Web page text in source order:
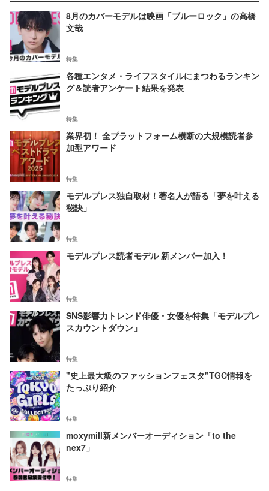
8月のカバーモデルは映画「ブルーロック」の高橋
文哉
特集
各種エンタメ・ライフスタイルにまつわるランキン
グ＆読者アンケート結果を発表
特集
業界初！ 全プラットフォーム横断の大規模読者参
加型アワード
特集
モデルプレス独自取材！著名人が語る「夢を叶える
秘訣」
特集
モデルプレス読者モデル 新メンバー加入！
特集
SNS影響力トレンド俳優・女優を特集「モデルプレ
スカウントダウン」
特集
"史上最大級のファッションフェスタ"TGC情報を
たっぷり紹介
特集
moxymill新メンバーオーディション「to the
nex7」
特集